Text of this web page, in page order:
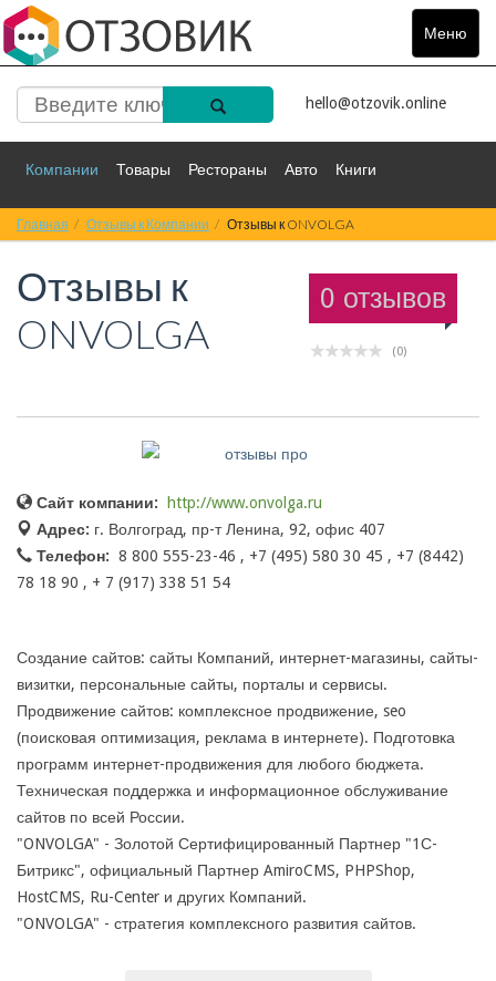
Меню
Toggle
hello@otzovik.online
Компании Товары Рестораны Авто Книги
Спорт Фильмы Деньги Путешествия
Красота Здоровье
Главная Отзывы к Компании Отзывы к ONVOLGA
0 отзывов
(0)
Отзывы к
ONVOLGA
Сайт компании:
http://www.onvolga.ru
Адрес: г. Волгоград, пр-т Ленина, 92, офис 407
Телефон: 8 800 555-23-46 , +7 (495) 580 30 45 , +7 (8442)
78 18 90 , + 7 (917) 338 51 54
Создание сайтов: сайты Компаний, интернет-магазины, сайты-
визитки, персональные сайты, порталы и сервисы.
Продвижение сайтов: комплексное продвижение, seo
(поисковая оптимизация, реклама в интернете). Подготовка
программ интернет-продвижения для любого бюджета.
Техническая поддержка и информационное обслуживание
сайтов по всей России.
"ONVOLGA" - Золотой Сертифицированный Партнер "1С-
Битрикс", официальный Партнер AmiroCMS, PHPShop,
HostCMS, Ru-Center и других Компаний.
"ONVOLGA" - стратегия комплексного развития сайтов.